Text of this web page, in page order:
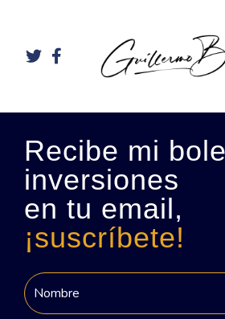
Recibe mi
inversiones
en tu email,
¡suscríbete!